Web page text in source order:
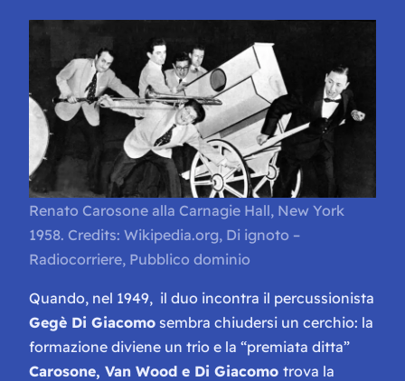
Renato Carosone alla Carnagie Hall, New York
1958. Credits: Wikipedia.org, Di ignoto –
Radiocorriere, Pubblico dominio
Quando, nel 1949, il duo incontra il percussionista
Gegè Di Giacomo sembra chiudersi un cerchio: la
formazione diviene un trio e la “premiata ditta”
Carosone, Van Wood e Di Giacomo trova la